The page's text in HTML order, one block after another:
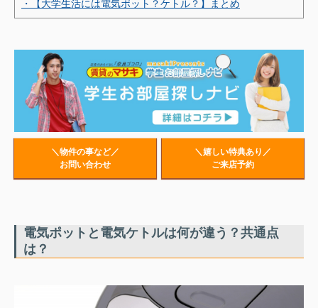
・【大学生活には電気ポット？ケトル？】まとめ
＼物件の事など／
お問い合わせ
＼嬉しい特典あり／
ご来店予約
電気ポットと電気ケトルは何が違う？共通点
は？